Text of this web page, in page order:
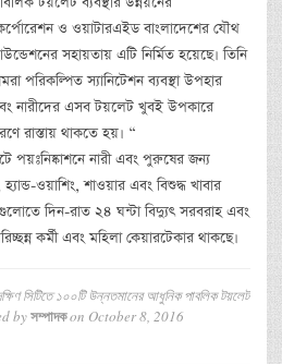
কর্পোরেশন ও ওয়াটারএইড বাংলাদেশের যৌথ
সহায়তায় এটি নির্মিত হয়েছে। তিনি
পরিকল্পিত স্যানিটেশন ব্যবস্থা উপহার
নারীদের এসব টয়লেট খুবই উপকারে
রাস্তায় থাকতে হয়। “
পয়ঃনিষ্কাশনে নারী এবং পুরুষের জন্য
ওয়াশিং, শাওয়ার এবং বিশুদ্ধ খাবার
দিন-রাত ২৪ ঘন্টা বিদ্যুৎ সরবরাহ এবং
কর্মী এবং মহিলা কেয়ারটেকার থাকছে।
সিটিতে ১০০টি উন্নতমানের আধুনিক পাবলিক টয়লেট
by সম্পাদকon October 8, 2016